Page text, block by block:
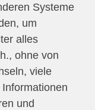
Systeme
um
alles
ohne von
viele
und